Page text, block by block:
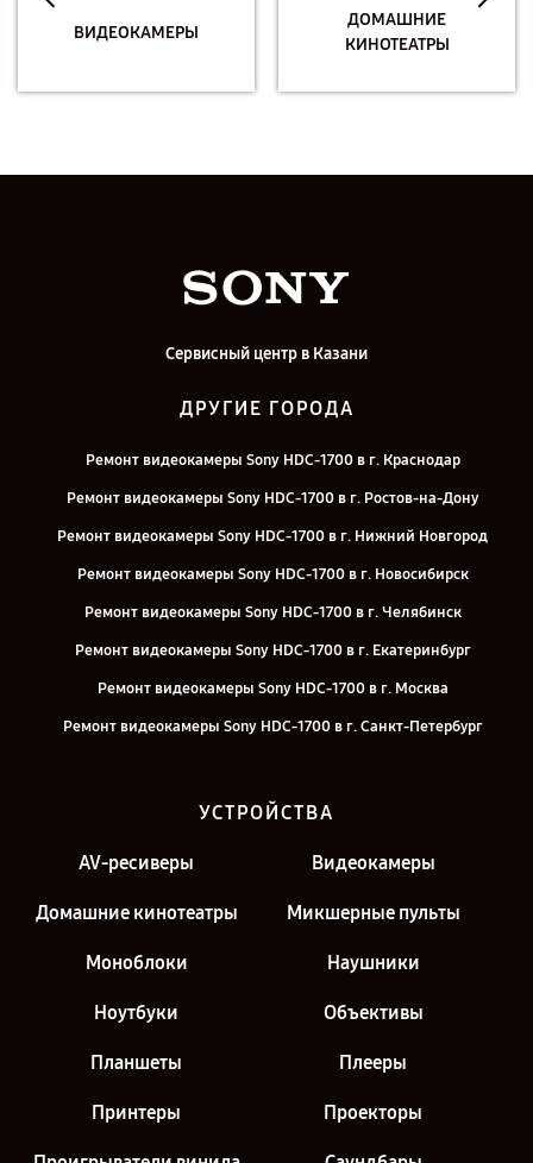
ВИДЕОКАМЕРЫ
ДОМАШНИЕ
КИНОТЕАТРЫ
Сервисный центр в Казани
ДРУГИЕ ГОРОДА
Ремонт видеокамеры Sony HDC-1700 в г. Краснодар
Ремонт видеокамеры Sony HDC-1700 в г. Ростов-на-Дону
Ремонт видеокамеры Sony HDC-1700 в г. Нижний Новгород
Ремонт видеокамеры Sony HDC-1700 в г. Новосибирск
Ремонт видеокамеры Sony HDC-1700 в г. Челябинск
Ремонт видеокамеры Sony HDC-1700 в г. Екатеринбург
Ремонт видеокамеры Sony HDC-1700 в г. Москва
Ремонт видеокамеры Sony HDC-1700 в г. Санкт-Петербург
УСТРОЙСТВА
AV-ресиверы Видеокамеры
Домашние кинотеатры Микшерные пульты
Моноблоки Наушники
Ноутбуки Объективы
Планшеты Плееры
Принтеры Проекторы